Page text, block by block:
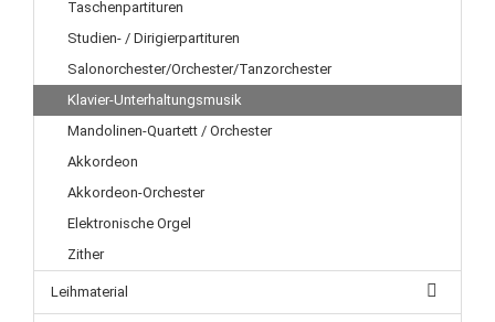
Taschenpartituren
Studien- / Dirigierpartituren
Salonorchester/Orchester/Tanzorchester
Klavier-Unterhaltungsmusik
Mandolinen-Quartett / Orchester
Akkordeon
Akkordeon-Orchester
Elektronische Orgel
Zither
Leihmaterial